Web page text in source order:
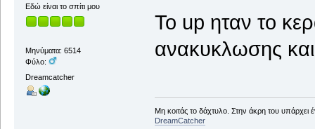
Εδώ είναι το σπίτι μου
Μηνύματα: 6514
Φύλο:
Dreamcatcher
Το up ηταν το
ανακυκλωσης και
Μη κοιτάς το δάχτυλο. Στην άκρη του υπάρχει
DreamCatcher